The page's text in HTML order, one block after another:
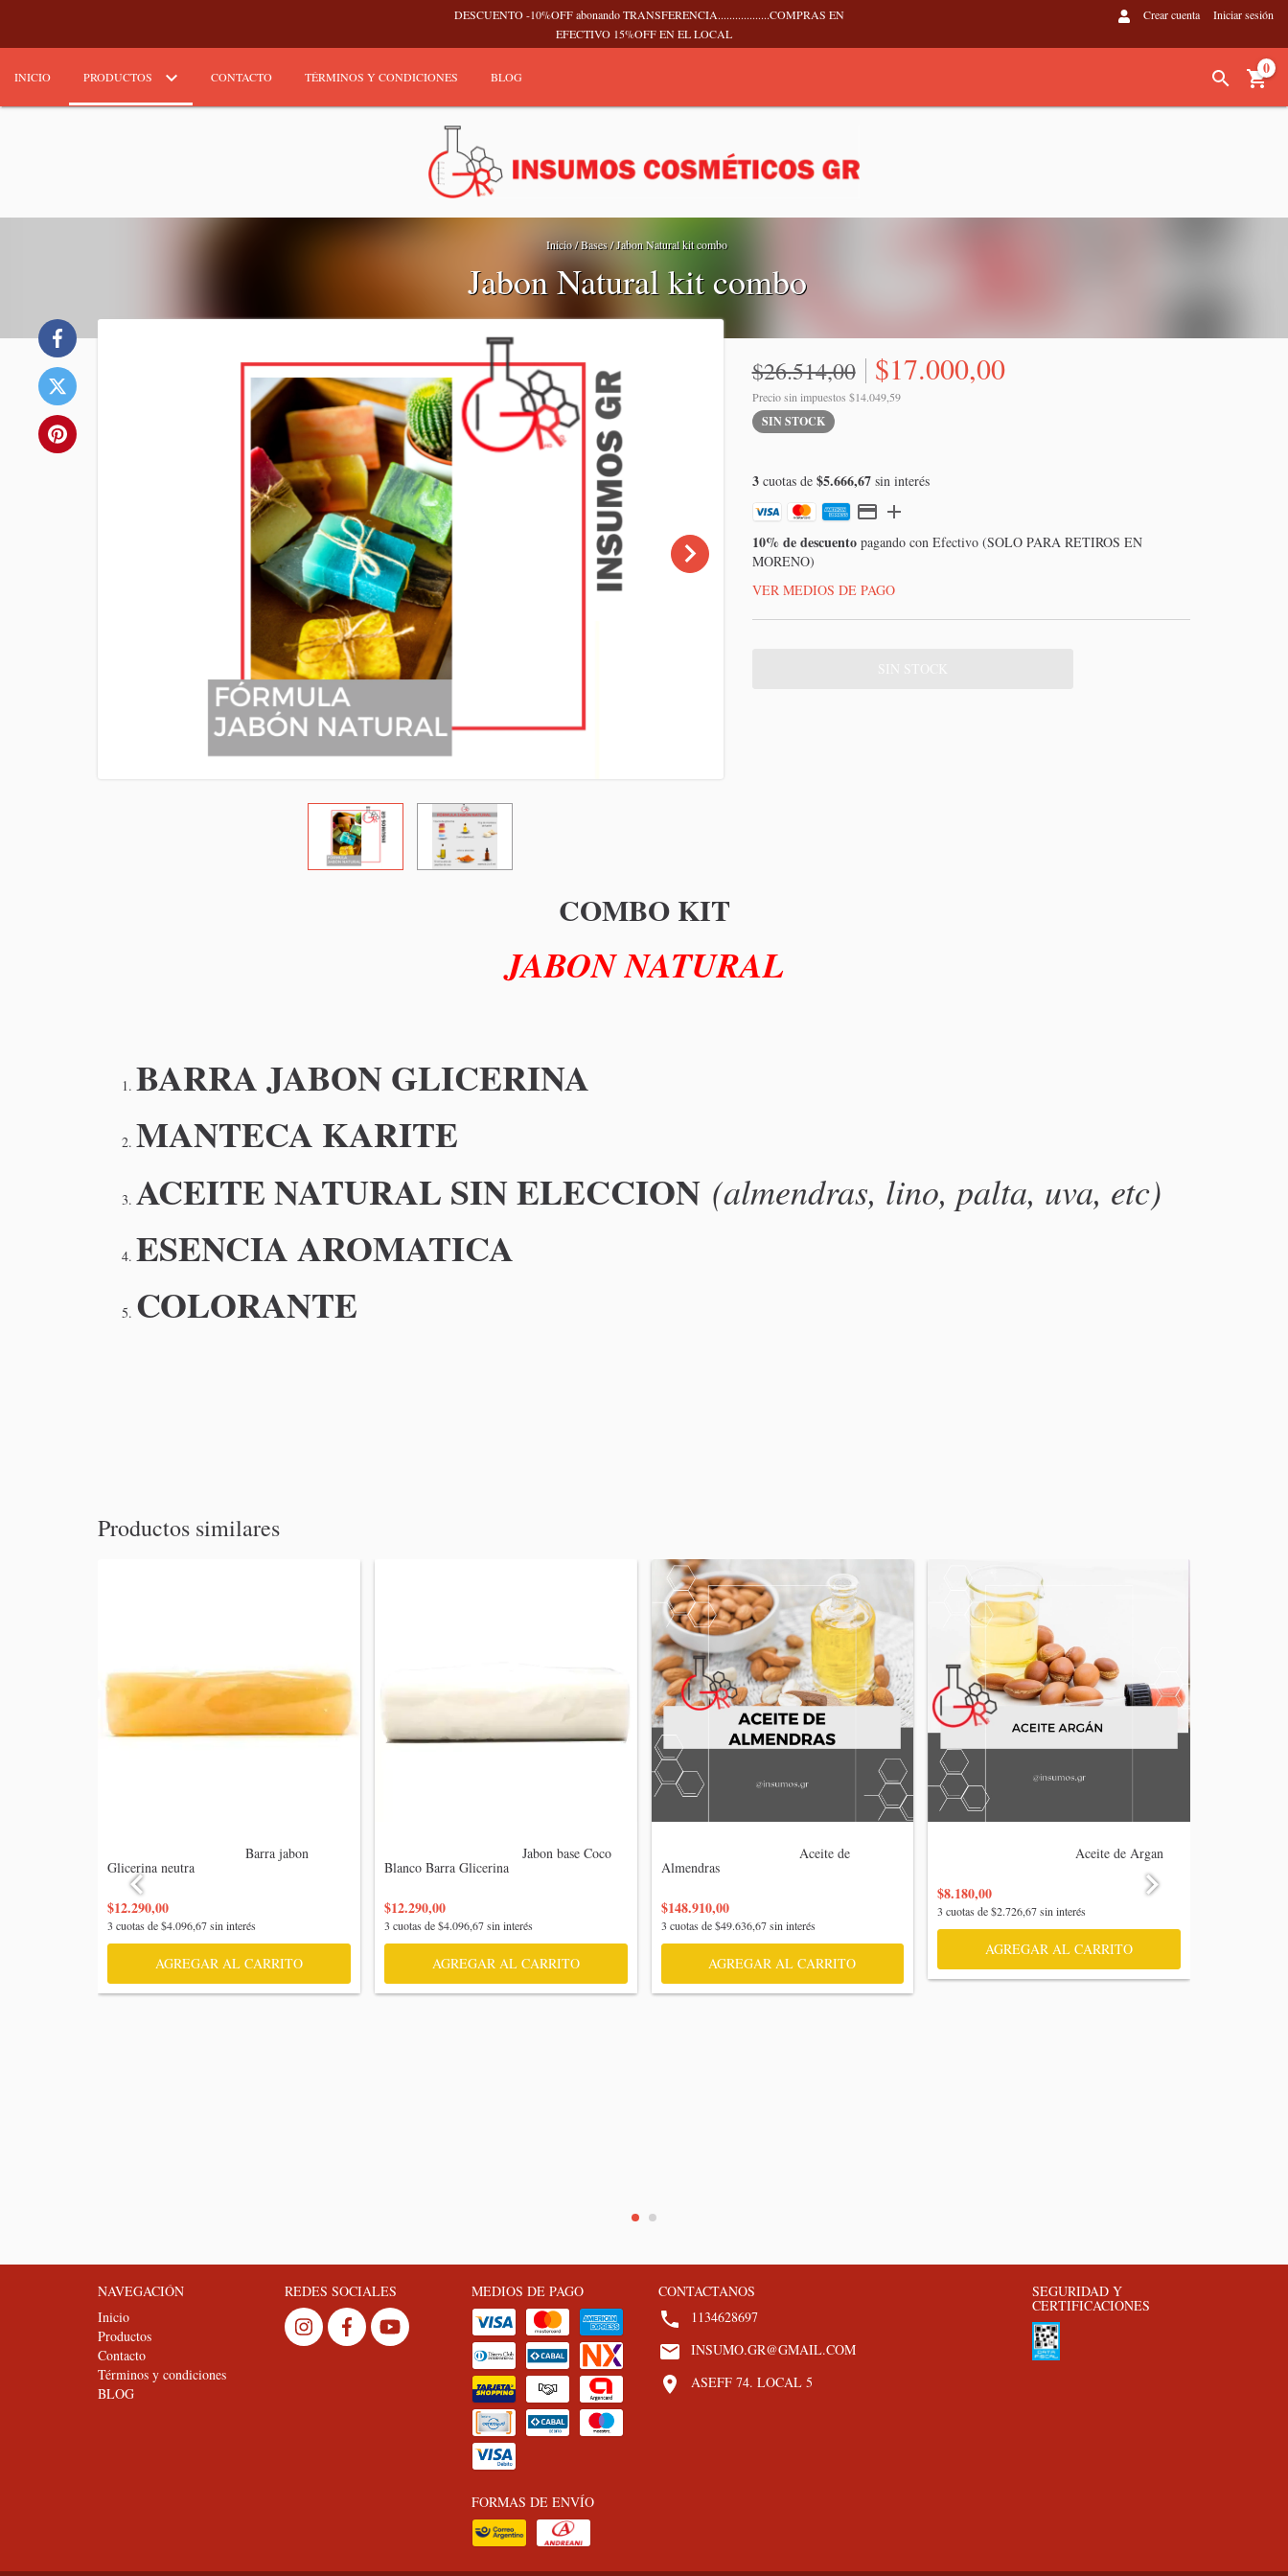
DESCUENTO -10%OFF abonando TRANSFERENCIA..................COMPRAS EN
EFECTIVO 15%OFF EN EL LOCAL
Crear cuenta Iniciar sesión
INICIO PRODUCTOS CONTACTO TÉRMINOS Y CONDICIONES BLOG 0
Inicio/Bases/Jabon Natural kit combo
Jabon Natural kit combo
$26.514,00 $17.000,00
Precio sin impuestos $14.049,59
SIN STOCK
3cuotas de $5.666,67sin interés
10% de descuentopagando con Efectivo (SOLO PARA RETIROS EN
MORENO)
VER MEDIOS DE PAGO
COMBO KIT
JABON NATURAL
BARRA JABON GLICERINA
MANTECA KARITE
ACEITE NATURAL SIN ELECCION (almendras, lino, palta, uva, etc)
ESENCIA AROMATICA
COLORANTE
Productos similares
Glicerina neutra
$12.290,00
3 cuotas de$4.096,67sin interés
AGREGAR AL CARRITO
Blanco Barra Glicerina
$12.290,00
3 cuotas de$4.096,67sin interés
AGREGAR AL CARRITO
Almendras
$148.910,00
3 cuotas de$49.636,67sin interés
AGREGAR AL CARRITO
$8.180,00
3 cuotas de$2.726,67sin interés
AGREGAR AL CARRITO
NAVEGACIÓN
Inicio
Productos
Contacto
Términos y condiciones
BLOG
REDES SOCIALES MEDIOS DE PAGO
FORMAS DE ENVÍO
CONTACTANOS
1134628697
INSUMO.GR@GMAIL.COM
ASEFF 74. LOCAL 5
SEGURIDAD Y
CERTIFICACIONES